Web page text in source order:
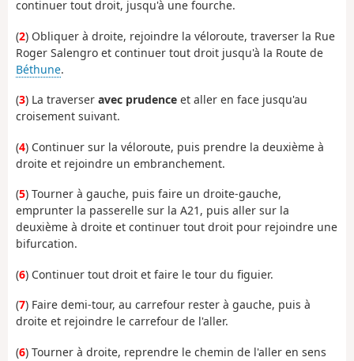
continuer tout droit, jusqu'à une fourche.
(2) Obliquer à droite, rejoindre la véloroute, traverser la Rue
Roger Salengro et continuer tout droit jusqu'à la Route de
Béthune.
(3) La traverser avec prudence et aller en face jusqu'au
croisement suivant.
(4) Continuer sur la véloroute, puis prendre la deuxième à
droite et rejoindre un embranchement.
(5) Tourner à gauche, puis faire un droite-gauche,
emprunter la passerelle sur la A21, puis aller sur la
deuxième à droite et continuer tout droit pour rejoindre une
bifurcation.
(6) Continuer tout droit et faire le tour du figuier.
(7) Faire demi-tour, au carrefour rester à gauche, puis à
droite et rejoindre le carrefour de l'aller.
(6) Tourner à droite, reprendre le chemin de l'aller en sens